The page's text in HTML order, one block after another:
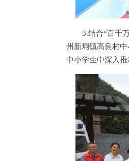
3.结合“百千
州新垌镇高良村
中小学生中深入